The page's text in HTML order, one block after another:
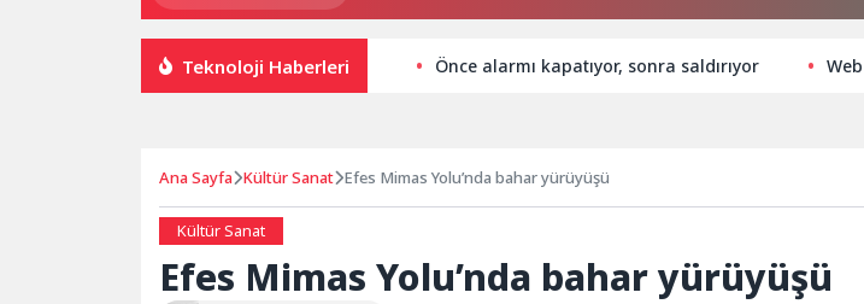
Teknoloji Haberleri Önce alarmı kapatıyor, sonra saldırıyor
Ana Sayfa Kültür Sanat Efes Mimas Yolu’nda bahar yürüyüşü
Kültür Sanat
Efes Mimas Yolu’nda bahar yürüyüşü